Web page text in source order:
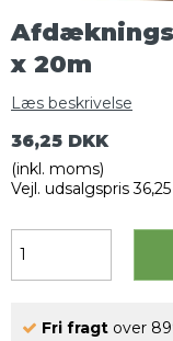
x 20m
Læs beskrivelse
36,25 DKK
(inkl. moms)
Vejl. udsalgspris
Fri fragt over